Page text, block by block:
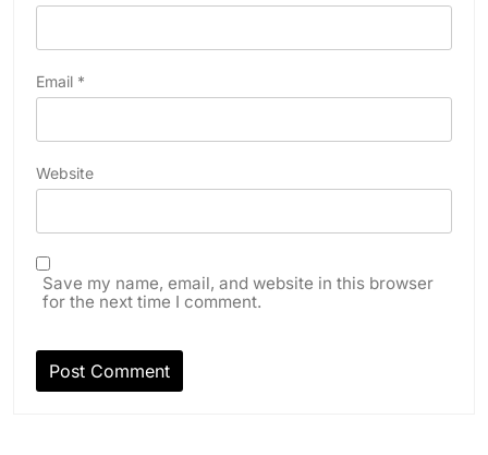
Email *
Website
Save my name, email, and website in this browser
for the next time I comment.